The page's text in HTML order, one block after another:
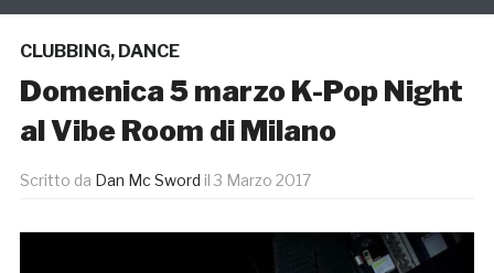
CLUBBING, DANCE
Domenica 5 marzo K-Pop Night
al Vibe Room di Milano
Scritto da Dan Mc Sword il 3 Marzo 2017